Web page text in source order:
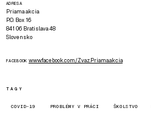
ADRESA
Priama akcia
P.O. Box 16
841 06 Bratislava 48
Slovensko
FACEBOOK www.facebook.com/Zvaz.Priama.akcia
TAGY
COVID-19 PROBLÉMY V PRÁCI ŠKOLSTVO